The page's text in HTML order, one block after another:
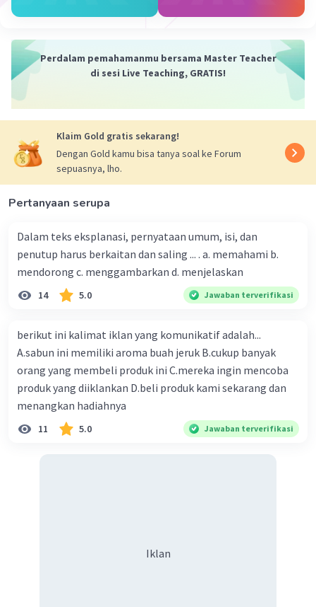
Iklan
Beri Rating·5.0(1) Balas
Perdalam pemahamanmu bersama Master Teacher
di sesi Live Teaching, GRATIS!
Klaim Gold gratis sekarang!
Dengan Gold kamu bisa tanya soal ke Forum
sepuasnya, lho.
Pertanyaan serupa
Dalam teks eksplanasi, pernyataan umum, isi, dan
penutup harus berkaitan dan saling ... . a. memahami b.
mendorong c. menggambarkan d. menjelaskan
14 5.0 Jawaban terverifikasi
berikut ini kalimat iklan yang komunikatif adalah...
A.sabun ini memiliki aroma buah jeruk B.cukup banyak
orang yang membeli produk ini C.mereka ingin mencoba
produk yang diiklankan D.beli produk kami sekarang dan
menangkan hadiahnya
11 5.0 Jawaban terverifikasi
Iklan